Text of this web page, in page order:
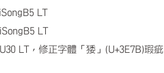
LT
LT
LT，修正字體「㹻」(U+3E7B)瑕疵